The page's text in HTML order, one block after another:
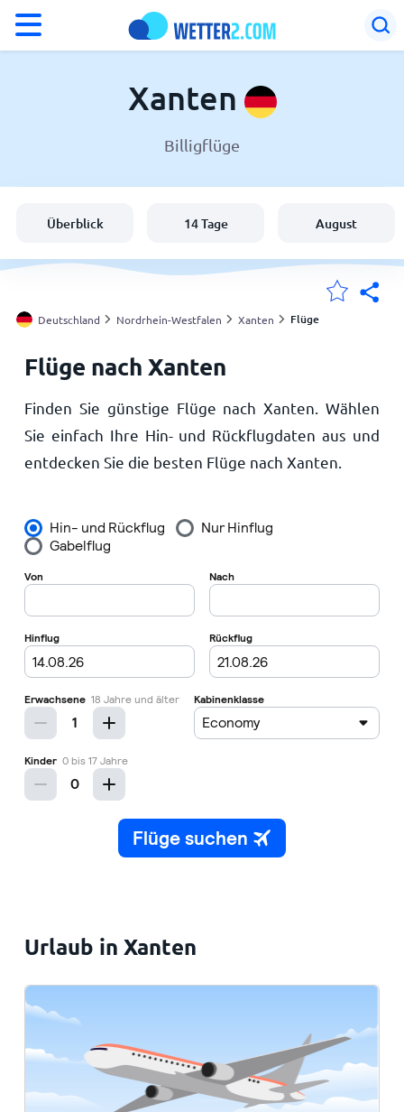
Schweiz
Österreich
Meine Standorte
Startseite
Xanten
Billigflüge
Überblick 14 Tage August
Deutschland Nordrhein-Westfalen Xanten Flüge
Flüge nach Xanten
Finden Sie günstige Flüge nach Xanten. Wählen
Sie einfach Ihre Hin- und Rückflugdaten aus und
entdecken Sie die besten Flüge nach Xanten.
Urlaub in Xanten